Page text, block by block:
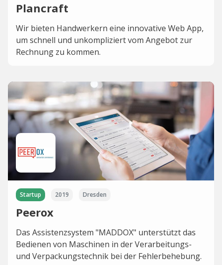
Plancraft
Wir bieten Handwerkern eine innovative Web App,
um schnell und unkompliziert vom Angebot zur
Rechnung zu kommen.
Startup 2019 Dresden
Peerox
Das Assistenzsystem "MADDOX" unterstützt das
Bedienen von Maschinen in der Verarbeitungs-
und Verpackungstechnik bei der Fehlerbehebung.